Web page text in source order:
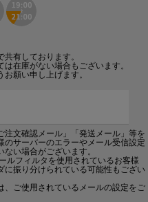
有しております。
在庫がない場合もございます。
願い申し上げます。
注文確認メール」「発送メール」等を
のサーバーのエラーやメール受信設定
い場合がございます。
ルフィルタを使用されているお客様
に振り分けられている可能性もござい
、ご使用されているメールの設定をご